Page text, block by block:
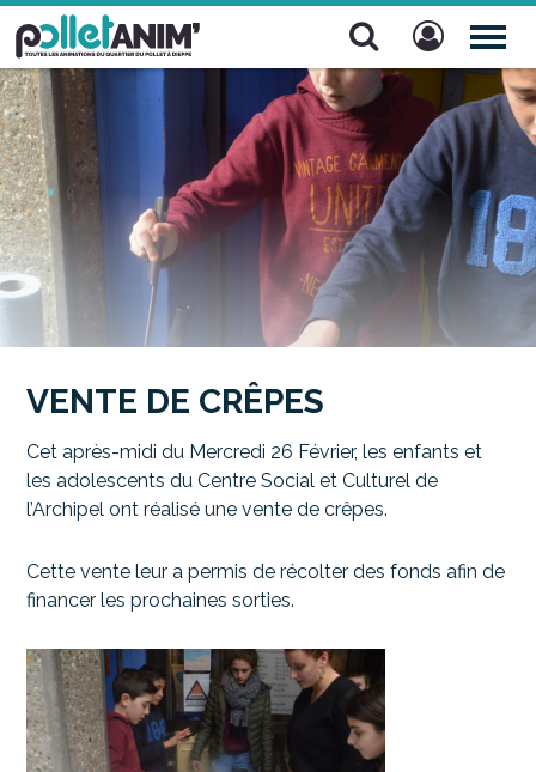
Pollet Anim'
VENTE DE CRÊPES
Cet après-midi du Mercredi 26 Février, les enfants et
les adolescents du Centre Social et Culturel de
l’Archipel ont réalisé une vente de crêpes.
Cette vente leur a permis de récolter des fonds afin de
financer les prochaines sorties.